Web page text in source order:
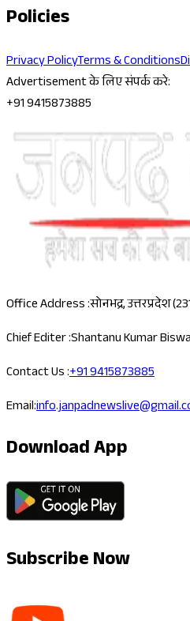
Policies
Privacy PolicyTerms & Conditions
Advertisement के लिए संपर्क करे:
+91 9415873885
Office Address :सोनभद्र, उत्तरप्रदेश
Chief Editer :Shantanu Kumar
Contact Us :+91 9415873885
Email:
Download App
Subscribe Now